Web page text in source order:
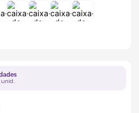
unid.
5º transporte